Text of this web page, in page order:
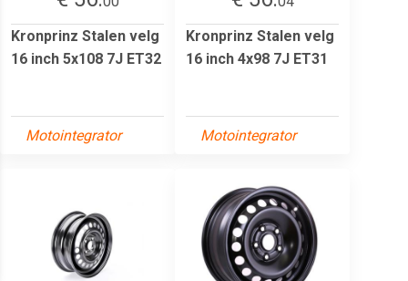
Kronprinz Stalen velg
16 inch 5x108 7J ET32
Motointegrator
Kronprinz Stalen velg
16 inch 4x98 7J ET31
Motointegrator